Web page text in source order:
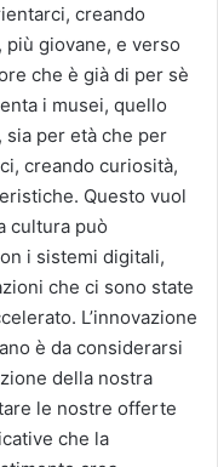
creando
giovane, e verso
che è già di per sè
i musei, quello
per età che per
creando curiosità,
Questo vuol
cultura può
i sistemi digitali,
che ci sono state
L’innovazione
è da considerarsi
della nostra
le nostre offerte
che la